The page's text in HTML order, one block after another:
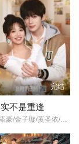
第21集
第24集
第27集
第30集
第33集
生死相随，在众
非偶然，同为
相爱而不得。最
。
完结
不是重逢
吴添豪/金子璇/黄圣依/王欣政/刘允儿/任运杰/刘佳烨/刘思维/